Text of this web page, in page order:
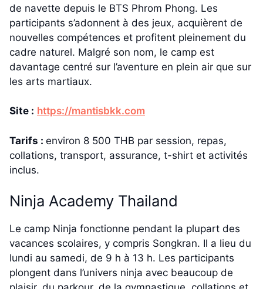
de navette depuis le BTS Phrom Phong. Les
participants s’adonnent à des jeux, acquièrent de
nouvelles compétences et profitent pleinement du
cadre naturel. Malgré son nom, le camp est
davantage centré sur l’aventure en plein air que sur
les arts martiaux.
Site : https://mantisbkk.com
Tarifs : environ 8 500 THB par session, repas,
collations, transport, assurance, t-shirt et activités
inclus.
Ninja Academy Thailand
Le camp Ninja fonctionne pendant la plupart des
vacances scolaires, y compris Songkran. Il a lieu du
lundi au samedi, de 9 h à 13 h. Les participants
plongent dans l’univers ninja avec beaucoup de